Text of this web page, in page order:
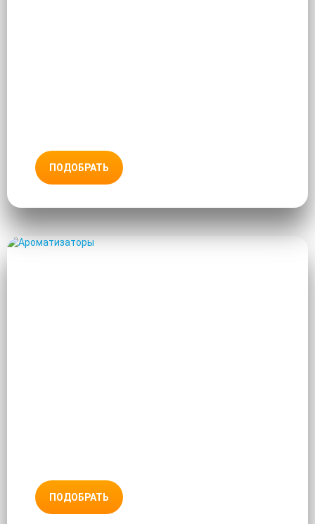
ПОДОБРАТЬ
ПОДОБРАТЬ